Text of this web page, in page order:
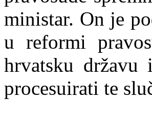
ministar. On je
u reformi
hrvatsku državu
procesuirati te